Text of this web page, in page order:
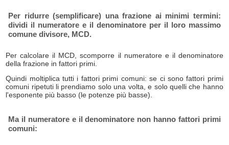
Per ridurre (semplificare) una frazione ai minimi termini:
dividi il numeratore e il denominatore per il loro massimo
comune divisore, MCD.
Per calcolare il MCD, scomporre il numeratore e il denominatore
della frazione in fattori primi.
Quindi moltiplica tutti i fattori primi comuni: se ci sono fattori primi
comuni ripetuti li prendiamo solo una volta, e solo quelli che hanno
l'esponente più basso (le potenze più basse).
Ma il numeratore e il denominatore non hanno fattori primi
comuni: